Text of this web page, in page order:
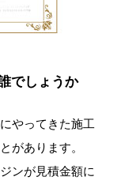
でしょうか
やってきた施工
があります。
ンが見積金額に